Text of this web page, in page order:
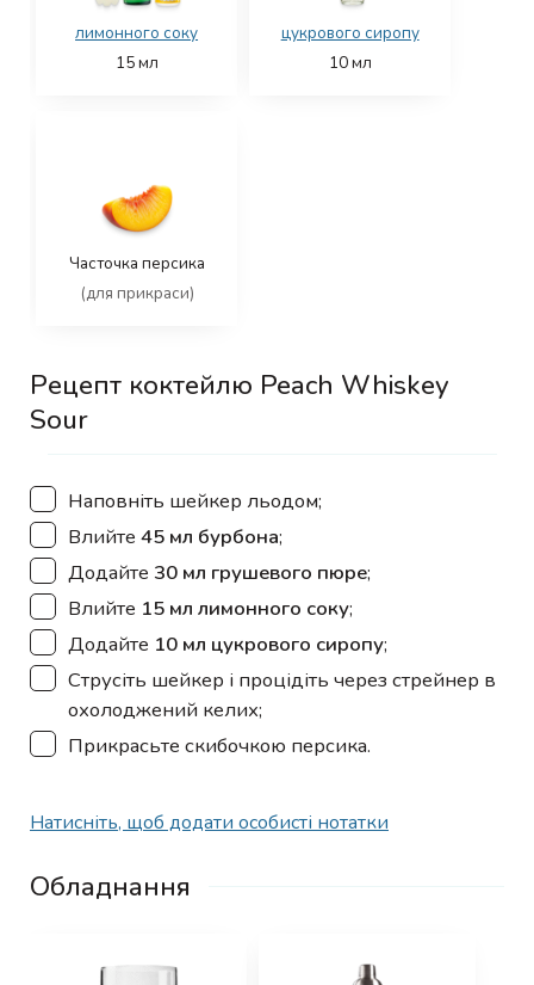
лимонного соку
15мл
цукрового сиропу
10мл
Часточка персика
(для прикраси)
Рецепт коктейлю Peach Whiskey
Sour
▢
Наповніть шейкер льодом;
▢
Влийте 45 мл бурбона;
▢
Додайте 30 мл грушевого пюре;
▢
Влийте 15 мл лимонного соку;
▢
Додайте 10 мл цукрового сиропу;
▢
Струсіть шейкер і процідіть через стрейнер в
охолоджений келих;
▢
Прикрасьте скибочкою персика.
Натисніть, щоб додати особисті нотатки
Обладнання